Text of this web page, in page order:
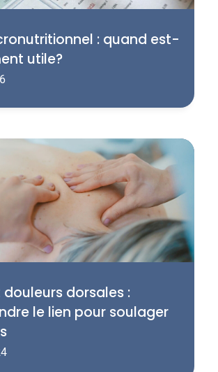
: quand est-
utile?
douleurs dorsales :
le lien pour soulager